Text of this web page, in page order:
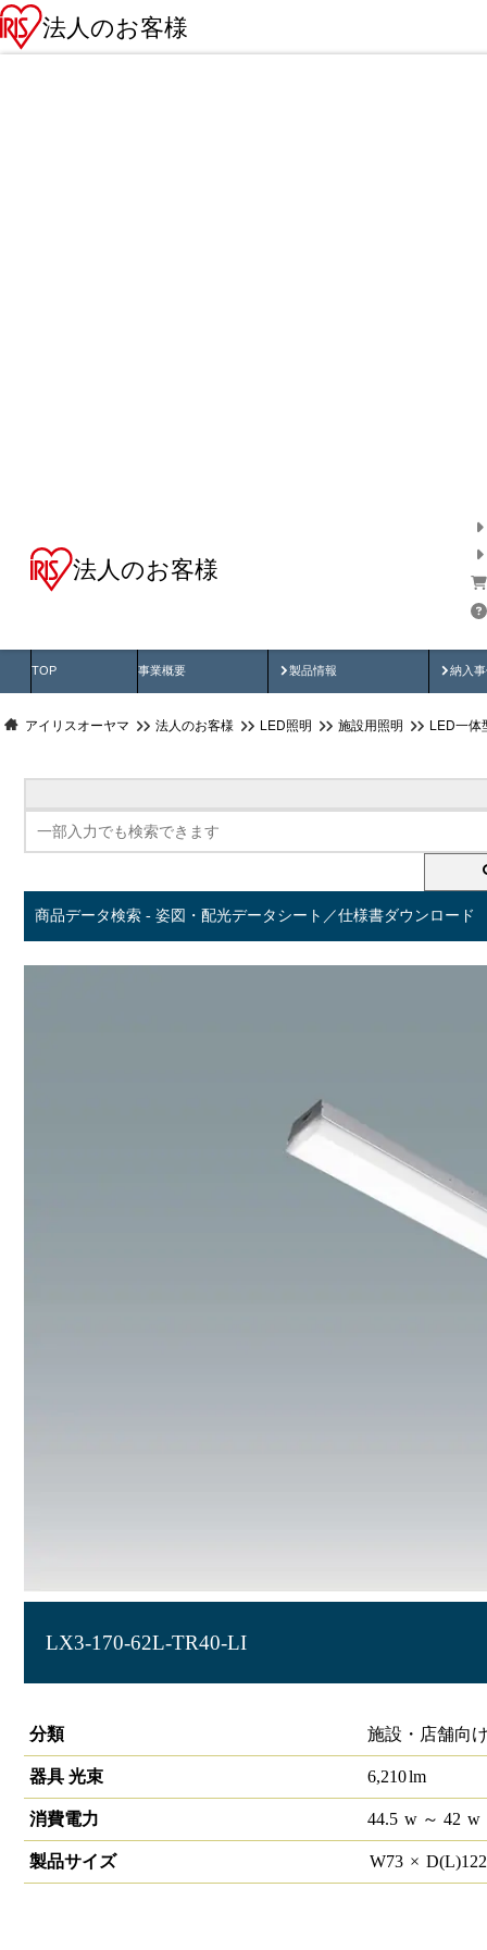
法人のお客様
法人のお客様
TOP 事業概要 製品情報
製品動画 納入
納
アイリスオーヤマ 法人のお客様 LED照明 施設用照明 LED一体
商品データ検索 - 姿図・配光データシート／仕様書ダウンロード
LX3-170-62L-TR40-LI
分類
施設・店舗向
器具 光束 6,210lm
消費電力 44.5 w～ 42 w
製品サイズ W73 × D(L)